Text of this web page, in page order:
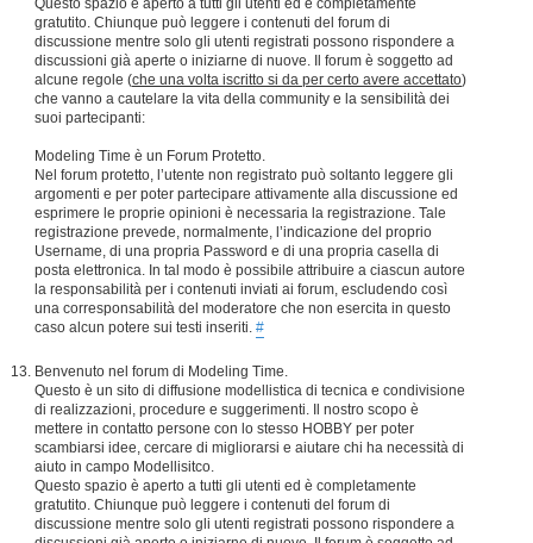
Questo spazio è aperto a tutti gli utenti ed è completamente
gratutito. Chiunque può leggere i contenuti del forum di
discussione mentre solo gli utenti registrati possono rispondere a
discussioni già aperte o iniziarne di nuove. Il forum è soggetto ad
alcune regole (che una volta iscritto si da per certo avere accettato)
che vanno a cautelare la vita della community e la sensibilità dei
suoi partecipanti:
Modeling Time è un Forum Protetto.
Nel forum protetto, l’utente non registrato può soltanto leggere gli
argomenti e per poter partecipare attivamente alla discussione ed
esprimere le proprie opinioni è necessaria la registrazione. Tale
registrazione prevede, normalmente, l’indicazione del proprio
Username, di una propria Password e di una propria casella di
posta elettronica. In tal modo è possibile attribuire a ciascun autore
la responsabilità per i contenuti inviati ai forum, escludendo così
una corresponsabilità del moderatore che non esercita in questo
caso alcun potere sui testi inseriti. #
Benvenuto nel forum di Modeling Time.
Questo è un sito di diffusione modellistica di tecnica e condivisione
di realizzazioni, procedure e suggerimenti. Il nostro scopo è
mettere in contatto persone con lo stesso HOBBY per poter
scambiarsi idee, cercare di migliorarsi e aiutare chi ha necessità di
aiuto in campo Modellisitco.
Questo spazio è aperto a tutti gli utenti ed è completamente
gratutito. Chiunque può leggere i contenuti del forum di
discussione mentre solo gli utenti registrati possono rispondere a